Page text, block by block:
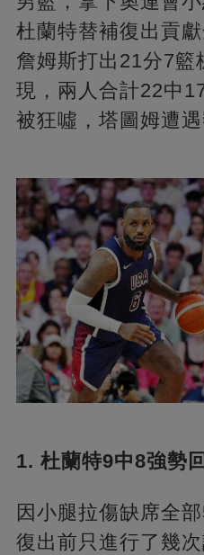
杜蘭特替補復出貢
詹姆斯打出21分7籃
現，兩人合計22中
被狂噓，塔圖姆遭
1. 杜蘭特9中8強勢
因小腿拉傷缺席全
復出前只進行了幾